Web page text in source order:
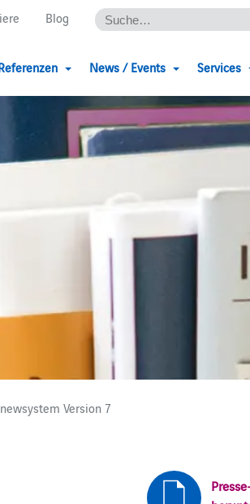
Blog
News / Events Services
Version 7